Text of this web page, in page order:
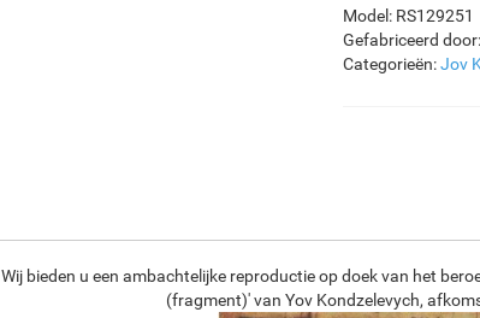
Model: RS129251
Gefabriceerd door:
Categorieën:Jov
Wij bieden u een ambachtelijke reproductie op doek van het
(fragment)' van Yov Kondzelevych,